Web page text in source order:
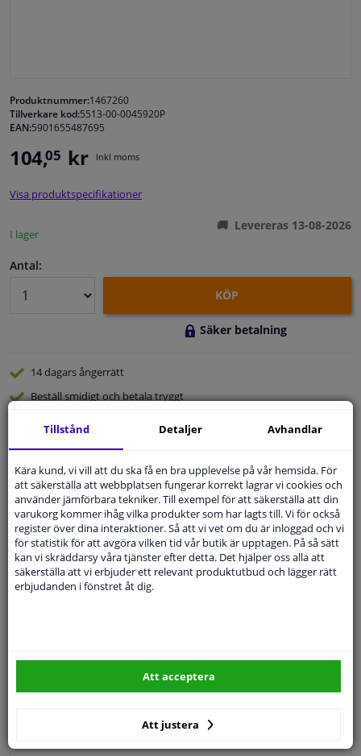
Bilvård & Tillbehör
Verkstad & Verktyg
Husbil, motorcykel, cykel & båt
Sensorer & Elsystem
Produktnummer:1467260
Tillverkare kod:5513-00-0045920P
EAN:5901655487695
104,05 kr Inkl moms
Visa produktspecifikationer
I lager
Levereras 13-08-2026
Antal:
KÖP
Säker betalning
14 dagarsångerrätt
Beställsmidigt och betala tryggt
Kundservice:08-446 81 232
Ställ din fråga hos våra produktspecialister.
Frågor Och Svar
SÖK
Tillstånd Detaljer Avhandlar
Kära kund, vi vill att du ska få en bra upplevelse på vår hemsida. För
att säkerställa att webbplatsen fungerar korrekt lagrar vi cookies och
använder jämförbara tekniker. Till exempel för att säkerställa att din
varukorg kommer ihåg vilka produkter som har lagts till. Vi för också
register över dina interaktioner. Så att vi vet om du är inloggad och vi
för statistik för att avgöra vilken tid vår butik är upptagen. På så sätt
kan vi skräddarsy våra tjänster efter detta. Det hjälper oss alla att
säkerställa att vi erbjuder ett relevant produktutbud och lägger rätt
erbjudanden i fönstret åt dig.
Att justera
Att acceptera